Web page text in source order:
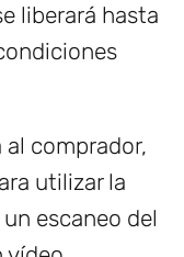
liberará hasta
al comprador,
utilizar la
escaneo del